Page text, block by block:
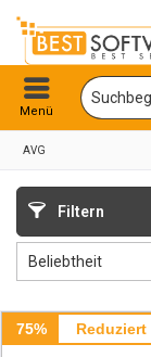
Menü
AVG
Filtern
75% Reduziert